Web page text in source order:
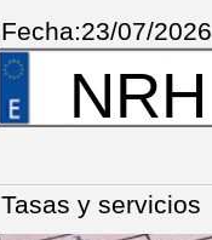
Fecha:23/07/2026
NRH
Tasas y servicios